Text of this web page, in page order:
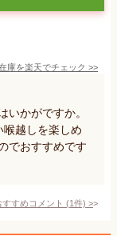
庫を楽天でチェック >>
いかがですか。
越しを楽しめ
でおすすめです
すめコメント (1件) >